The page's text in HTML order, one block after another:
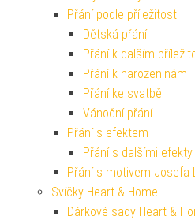
Přání podle příležitosti
Dětská přání
Přání k dalším
Přání k narozeninám
Přání ke svatbě
Vánoční přání
Přání s efektem
Přání s dalšími efekty
Přání s motivem Josefa
Svíčky Heart & Home
Dárkové sady Heart &